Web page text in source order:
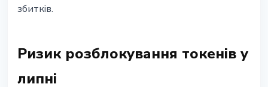
збитків.
Ризик розблокування токенів у
липні